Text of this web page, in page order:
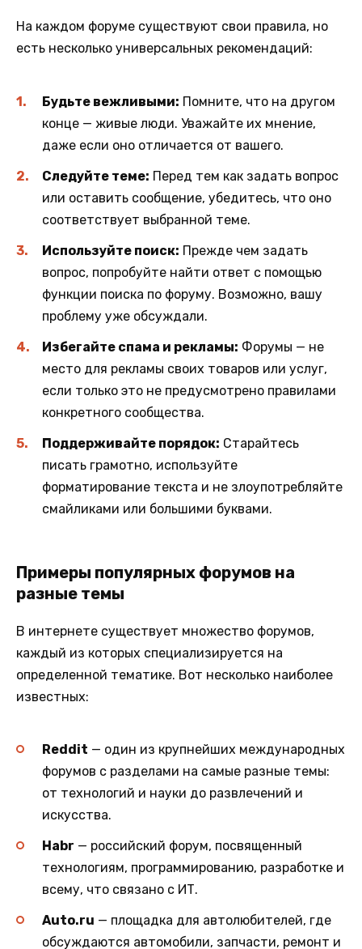
На каждом форуме существуют свои правила, но
есть несколько универсальных рекомендаций:
Будьте вежливыми: Помните, что на другом
конце — живые люди. Уважайте их мнение,
даже если оно отличается от вашего.
Следуйте теме: Перед тем как задать вопрос
или оставить сообщение, убедитесь, что оно
соответствует выбранной теме.
Используйте поиск: Прежде чем задать
вопрос, попробуйте найти ответ с помощью
функции поиска по форуму. Возможно, вашу
проблему уже обсуждали.
Избегайте спама и рекламы: Форумы — не
место для рекламы своих товаров или услуг,
если только это не предусмотрено правилами
конкретного сообщества.
Поддерживайте порядок: Старайтесь
писать грамотно, используйте
форматирование текста и не злоупотребляйте
смайликами или большими буквами.
Примеры популярных форумов на
разные темы
В интернете существует множество форумов,
каждый из которых специализируется на
определенной тематике. Вот несколько наиболее
известных:
Reddit — один из крупнейших международных
форумов с разделами на самые разные темы:
от технологий и науки до развлечений и
искусства.
Habr — российский форум, посвященный
технологиям, программированию, разработке и
всему, что связано с ИТ.
Auto.ru — площадка для автолюбителей, где
обсуждаются автомобили, запчасти, ремонт и